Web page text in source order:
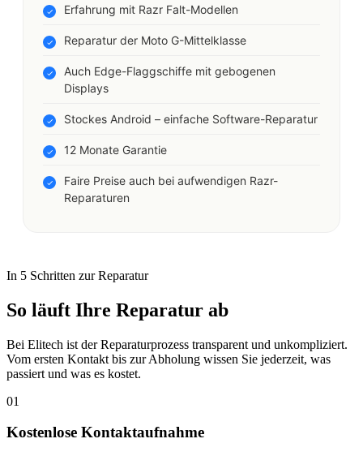
Erfahrung mit Razr Falt-Modellen
Reparatur der Moto G-Mittelklasse
Auch Edge-Flaggschiffe mit gebogenen
Displays
Stockes Android – einfache Software-Reparatur
12 Monate Garantie
Faire Preise auch bei aufwendigen Razr-
Reparaturen
In 5 Schritten zur Reparatur
So läuft Ihre Reparatur ab
Bei Elitech ist der Reparaturprozess transparent und unkompliziert.
Vom ersten Kontakt bis zur Abholung wissen Sie jederzeit, was
passiert und was es kostet.
01
Kostenlose Kontaktaufnahme